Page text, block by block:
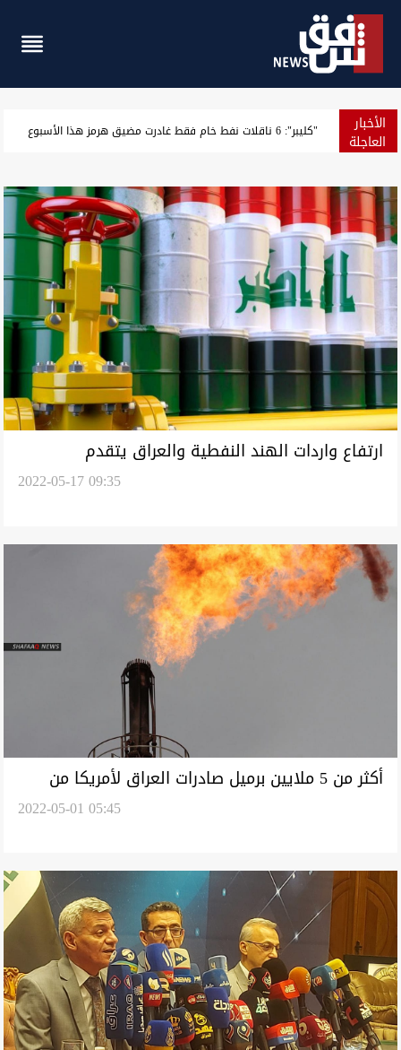
الأخبار
العاجلة القضاء يطيح بموظفين ومعقبين في بلدية الناصرية بحوزتهم
ارتفاع واردات الهند النفطية والعراق يتقدم
2022-05-17 09:35
أكثر من 5 ملايين برميل صادرات العراق لأمريكا من
2022-05-01 05:45